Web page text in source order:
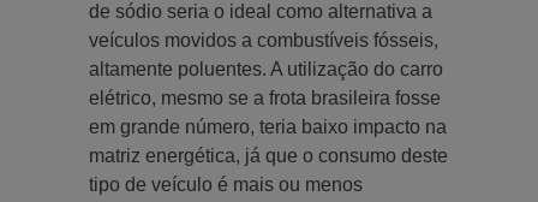
de sódio seria o ideal como alternativa a
veículos movidos a combustíveis fósseis,
altamente poluentes. A utilização do carro
elétrico, mesmo se a frota brasileira fosse
em grande número, teria baixo impacto na
matriz energética, já que o consumo deste
tipo de veículo é mais ou menos